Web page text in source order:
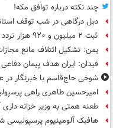
چند نکته درباره توافق مکه!
دبل درگاهی در شب توقف
ثبت ۲ میلیون و ۹۲۰ هزار تردد در مرز مهران طی ایام اربعین
یمن: تشکیل ائتلاف مانع
فیدان: ایران هدف پیمان
شوخی حاج‌قاسم با خبرنگار در
امیرحسین طاهری راهی
طعنه همتی به وزیر خزانه داری
هافبک آلومینیوم پرسپولیسی